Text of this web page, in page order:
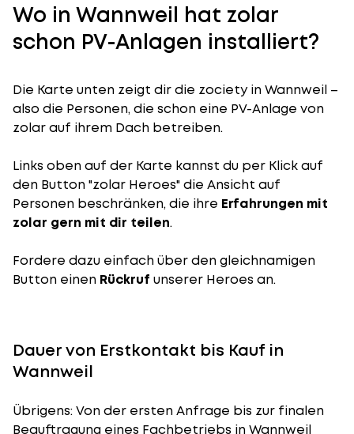
Wo in Wannweil hat zolar
schon PV-Anlagen installiert?
Die Karte unten zeigt dir die zociety in Wannweil –
also die Personen, die schon eine PV-Anlage von
zolar auf ihrem Dach betreiben.
Links oben auf der Karte kannst du per Klick auf
den Button "zolar Heroes" die Ansicht auf
Personen beschränken, die ihre Erfahrungen mit
zolar gern mit dir teilen.
Fordere dazu einfach über den gleichnamigen
Button einen Rückruf unserer Heroes an.
Dauer von Erstkontakt bis Kauf in
Wannweil
Übrigens: Von der ersten Anfrage bis zur finalen
Beauftragung eines Fachbetriebs in Wannweil